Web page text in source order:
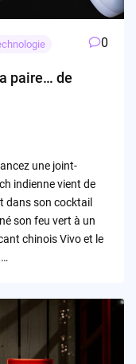
0
paire… de
une joint-
indienne vient de
dans son cocktail
son feu vert à un
chinois Vivo et le